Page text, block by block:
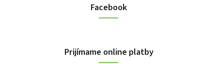
Facebook
Prijímame online platby